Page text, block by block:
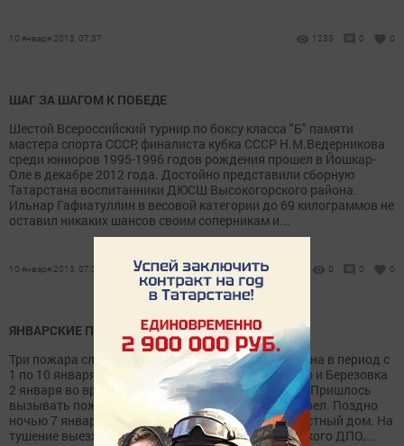
10 января 2013, 07:37 1233 0 0
ШАГ ЗА ШАГОМ К ПОБЕДЕ
Шестой Всероссийский турнир по боксу класса "Б" памяти
мастера спорта СССР, финалиста кубка СССР Н.М.Ведерникова
среди юниоров 1995-1996 годов рождения прошел в Йошкар-
Оле в декабре 2012 года. Достойно представили сборную
Татарстана воспитанники ДЮСШ Высокогорского района.
Ильнар Гафиатуллин в весовой категории до 69 килограммов не
оставил никаких шансов своим соперникам и...
10 января 2013, 07:35 0 0 0
ЯНВАРСКИЕ ПОЖАРЫ
Три пожара случилось на территории нашего района в период с
1 по 10 января. На автодороге между Кульсеитово и Березовка
2 января во время движения загорелась "Газель". Пришлось
вызывать пожарных. Автомобиль полностью сгорел. Поздно
ночью 7 января в поселке Наратлык загорелся частный дом. На
тушение выезжали пожарные машины Ислейтарского ДПО,...